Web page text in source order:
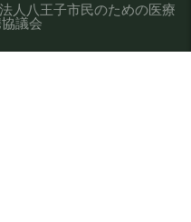
人八王子市民のための医療
議会